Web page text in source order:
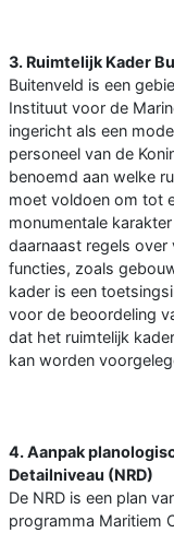
3. Ruimtelijk Kader
Buitenveld is een
Instituut voor de
ingericht als een
personeel van de
benoemd aan welke
moet voldoen om tot
monumentale
daarnaast regels over
functies, zoals
kader is een
voor de beoordeling
dat het ruimtelijk
kan worden
4. Aanpak
Detailniveau (NRD)
De NRD is een plan
programma Maritiem